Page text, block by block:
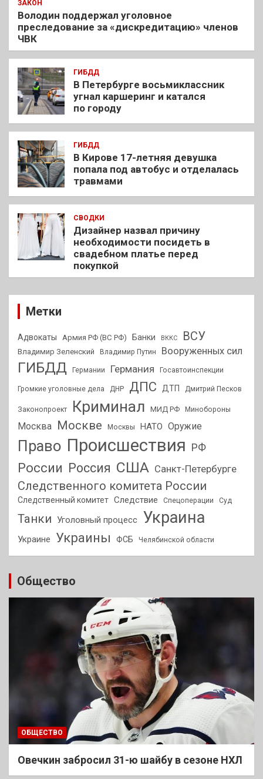
ЗАКОН
Володин поддержал уголовное
преследование за «дискредитацию» членов
ЧВК
ГИБДД
В Петербурге восьмиклассник
угнал каршеринг и катался
по городу
ГИБДД
В Кирове 17-летняя девушка
попала под автобус и отделалась
травмами
СВОДКИ
Дизайнер назвал причину
необходимости посидеть в
свадебном платье перед
покупкой
Метки
Адвокаты Армия РФ (ВС РФ) Банки ВККС ВСУ
Владимир Зеленский Владимир Путин Вооруженных сил
ГИБДД Германии Германия Госавтоинспекции
Громкие уголовные дела ДНР ДПС ДТП Дмитрий Песков
Законопроект Криминал МИД РФ Минобороны
Москва Москве Москвы НАТО Оружие
Право Происшествия РФ
России Россия США Санкт-Петербурге
Следственного комитета России
Следственный комитет Следствие Спецоперации Суд
Танки Уголовный процесс Украина
Украине Украины ФСБ Челябинской области
Общество
ОБЩЕСТВО
Овечкин забросил 31-ю шайбу в сезоне НХЛ